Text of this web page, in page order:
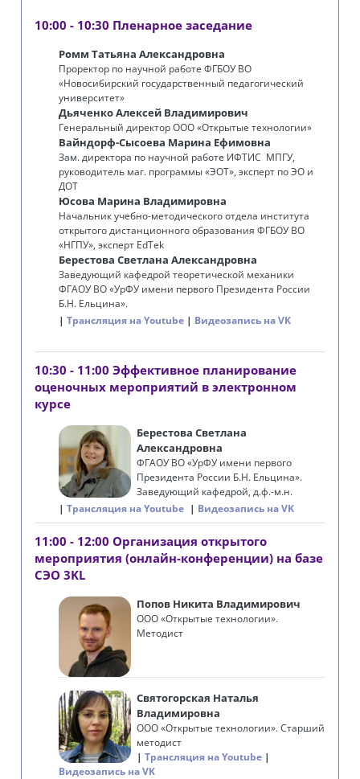
10:00 - 10:30 Пленарное заседание
Ромм Татьяна Александровна
Проректор по научной работе ФГБОУ ВО
«Новосибирский государственный педагогический
университет»
Дьяченко Алексей Владимирович
Генеральный директор ООО «Открытые технологии»
Вайндорф-Сысоева Марина Ефимовна
Зам. директора по научной работе ИФТИС МПГУ,
руководитель маг. программы «ЭОТ», эксперт по ЭО и
ДОТ
Юсова Марина Владимировна
Начальник учебно-методического отдела института
открытого дистанционного образования ФГБОУ ВО
«‎‎НГПУ», эксперт EdTek
Берестова Светлана Александровна
Заведующий кафедрой теоретической механики
ФГАОУ ВО «УрФУ имени первого Президента России
Б.Н. Ельцина».
Трансляция на Youtube
Видеозапись на VK
10:30 - 11:00 Эффективное планирование
оценочных мероприятий в электронном
курсе
Берестова Светлана
Александровна
ФГАОУ ВО «УрФУ имени первого
Президента России Б.Н. Ельцина».
Заведующий кафедрой, д.ф.-м.н.
Трансляция на Youtube
Видеозапись на VK
11:00 - 12:00 Организация открытого
мероприятия (онлайн-конференции) на базе
СЭО 3KL
Попов Никита Владимирович
ООО «Открытые технологии».
Методист
Святогорская Наталья
Владимировна
ООО «Открытые технологии». Старший
методист
Трансляция на Youtube
Видеозапись на VK